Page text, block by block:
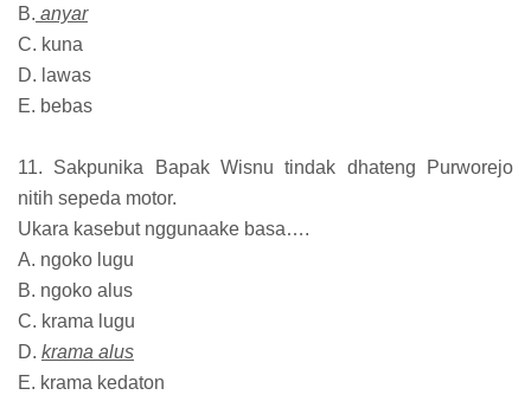
B. anyar
C. kuna
D. lawas
E. bebas
11. Sakpunika Bapak Wisnu tindak dhateng Purworejo
nitih sepeda motor.
Ukara kasebut nggunaake basa….
A. ngoko lugu
B. ngoko alus
C. krama lugu
D. krama alus
E. krama kedaton